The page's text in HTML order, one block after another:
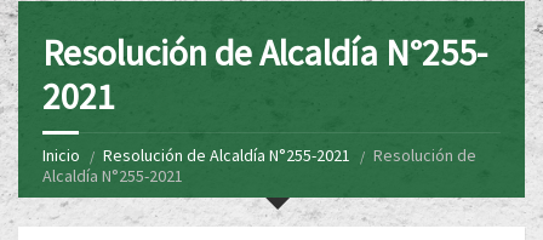
Resolución de Alcaldía N°255-
2021
Inicio Resolución de Alcaldía N°255-2021
Resolución de
Alcaldía N°255-2021